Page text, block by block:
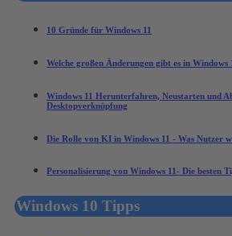
10 Gründe für Windows 11
Welche großen Änderungen gibt es in Windows
Windows 11 Herunterfahren, Neustarten und
Desktopverknüpfung
Die Rolle von KI in Windows 11 - Was Nutzer
Personalisierung von Windows 11- Die besten
Windows 10 Tipps